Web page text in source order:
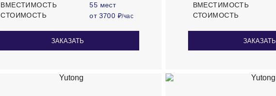
ВМЕСТИМОСТЬ
55 мест
СТОИМОСТЬ
от 3700 ₽/час
ЗАКАЗАТЬ
ВМЕСТИМОСТЬ
СТОИМОСТЬ
ЗАКАЗАТЬ